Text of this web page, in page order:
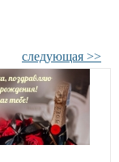
следующая >>